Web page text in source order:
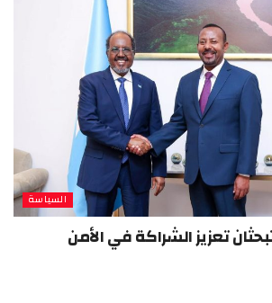
السياسة
تعزيز الشراكة في الأمن